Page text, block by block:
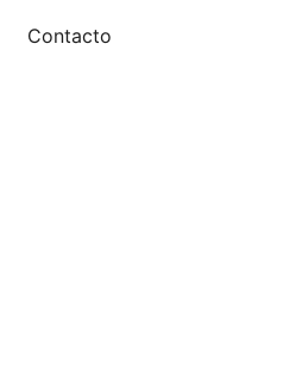
Contacto